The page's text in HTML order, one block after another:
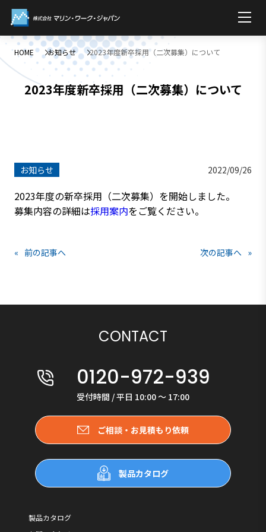
HOME お知らせ 2023年度新卒採用（二次募集）について
2023年度新卒採用（二次募集）について
お知らせ 2022/09/26
2023年度の新卒採用（二次募集）を開始しました。
募集内容の詳細は採用案内をご覧ください。
« 前の記事へ 次の記事へ »
CONTACT
0120-972-939
受付時間 / 平日 10:00 〜 17:00
ご相談・お見積もり依頼
製品カタログ
製品カタログ